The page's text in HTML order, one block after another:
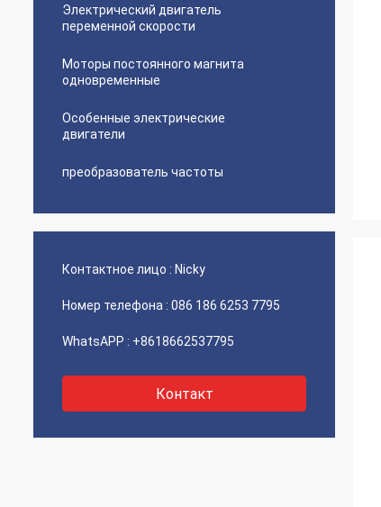
Электрический двигатель
переменной скорости
Моторы постоянного магнита
одновременные
Особенные электрические
двигатели
преобразователь частоты
Контактное лицо : Nicky
Номер телефона : 086 186 6253 7795
WhatsAPP : +8618662537795
Контакт